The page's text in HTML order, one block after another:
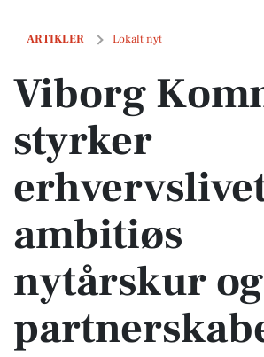
ARTIKLER Lokalt nyt
Viborg Kommune styrker erhvervslivet
Viborg
styrker
ambitiøs
nytårskur